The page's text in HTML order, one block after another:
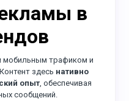
в
мобильным трафиком и
здесь нативно
опыт, обеспечивая
сообщений.